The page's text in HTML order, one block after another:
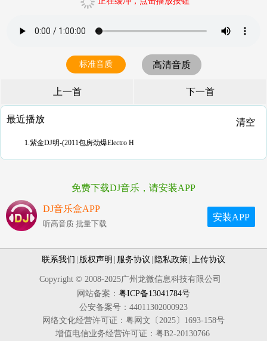
标准音质 高清音质
上一首 下一首
最近播放 清空
1.紫金DJ明-(2011包房劲爆Electro H
免费下载DJ音乐，请安装APP
DJ音乐盒APP
听高音质 批量下载
安装APP
联系我们 版权声明 服务协议 隐私政策 上传协议
Copyright © 2008-2025广州龙微信息科技有限公司
网站备案： 粤ICP备13041784号
公安备案号：44011302000923
网络文化经营许可证：粤网文〔2025〕1693-158号
增值电信业务经营许可证：粤B2-20130766